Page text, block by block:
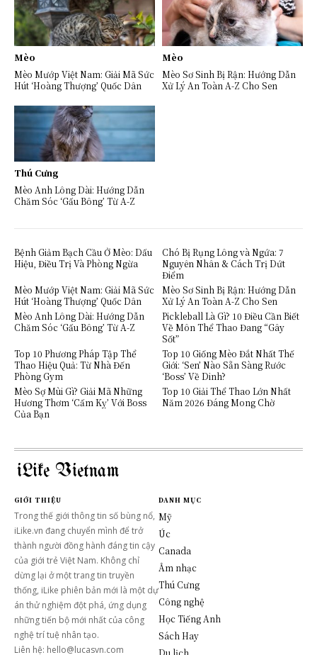
Mèo
Mèo Mướp Việt Nam: Giải Mã Sức
Hút ‘Hoàng Thượng’ Quốc Dân
Mèo
Mèo Sơ Sinh Bị Rận: Hướng Dẫn
Xử Lý An Toàn A-Z Cho Sen
Thú Cưng
Mèo Anh Lông Dài: Hướng Dẫn
Chăm Sóc ‘Gấu Bông’ Từ A-Z
Bệnh Giảm Bạch Cầu Ở Mèo: Dấu
Hiệu, Điều Trị Và Phòng Ngừa
Chó Bị Rụng Lông và Ngứa: 7
Nguyên Nhân & Cách Trị Dứt
Điểm
Mèo Mướp Việt Nam: Giải Mã Sức
Hút ‘Hoàng Thượng’ Quốc Dân
Mèo Sơ Sinh Bị Rận: Hướng Dẫn
Xử Lý An Toàn A-Z Cho Sen
Mèo Anh Lông Dài: Hướng Dẫn
Chăm Sóc ‘Gấu Bông’ Từ A-Z
Pickleball Là Gì? 10 Điều Cần Biết
Về Môn Thể Thao Đang “Gây
Sốt”
Top 10 Phương Pháp Tập Thể
Thao Hiệu Quả: Từ Nhà Đến
Phòng Gym
Top 10 Giống Mèo Đắt Nhất Thế
Giới: ‘Sen’ Nào Sẵn Sàng Rước
‘Boss’ Về Dinh?
Mèo Sợ Mùi Gì? Giải Mã Những
Hương Thơm ‘Cấm Kỵ’ Với Boss
Của Bạn
Top 10 Giải Thể Thao Lớn Nhất
Năm 2026 Đáng Mong Chờ
iLike Vietnam
GIỚI THIỆU
Trong thế giới thông tin số bùng nổ,
iLike.vn đang chuyển mình để trở
thành người đồng hành đáng tin cậy
của giới trẻ Việt Nam. Không chỉ
dừng lại ở một trang tin truyền
thống, iLike phiên bản mới là một dự
án thử nghiệm đột phá, ứng dụng
những tiến bộ mới nhất của công
nghệ trí tuệ nhân tạo.
Liên hệ: hello@lucasvn.com
DANH MỤC
Mỹ
Úc
Canada
Âm nhạc
Thú Cưng
Công nghệ
Học Tiếng Anh
Sách Hay
Du lịch